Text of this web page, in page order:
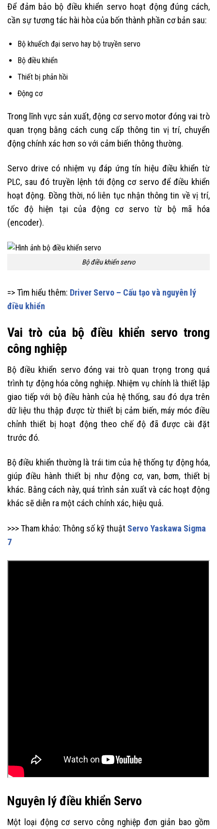
Để đảm bảo bộ điều khiển servo hoạt động đúng cách,
cần sự tương tác hài hòa của bốn thành phần cơ bản sau:
Bộ khuếch đại servo hay bộ truyền servo
Bộ điều khiển
Thiết bị phản hồi
Động cơ
Trong lĩnh vực sản xuất, động cơ servo motor đóng vai trò
quan trọng bằng cách cung cấp thông tin vị trí, chuyển
động chính xác hơn so với cảm biến thông thường.
Servo drive có nhiệm vụ đáp ứng tín hiệu điều khiển từ
PLC, sau đó truyền lệnh tới động cơ servo để điều khiển
hoạt động. Đồng thời, nó liên tục nhận thông tin về vị trí,
tốc độ hiện tại của động cơ servo từ bộ mã hóa
(encoder).
Bộ điều khiển servo
=> Tìm hiểu thêm: Driver Servo – Cấu tạo và nguyên lý
điều khiển
Vai trò của bộ điều khiển servo trong
công nghiệp
Bộ điều khiển servo đóng vai trò quan trọng trong quá
trình tự động hóa công nghiệp. Nhiệm vụ chính là thiết lập
giao tiếp với bộ điều hành của hệ thống, sau đó dựa trên
dữ liệu thu thập được từ thiết bị cảm biến, máy móc điều
chỉnh thiết bị hoạt động theo chế độ đã được cài đặt
trước đó.
Bộ điều khiển thường là trái tim của hệ thống tự động hóa,
giúp điều hành thiết bị như động cơ, van, bơm, thiết bị
khác. Bằng cách này, quá trình sản xuất và các hoạt động
khác sẽ diễn ra một cách chính xác, hiệu quả.
>>> Tham khảo: Thông số kỹ thuật Servo Yaskawa Sigma
7
Nguyên lý điều khiển Servo
Một loại động cơ servo công nghiệp đơn giản bao gồm